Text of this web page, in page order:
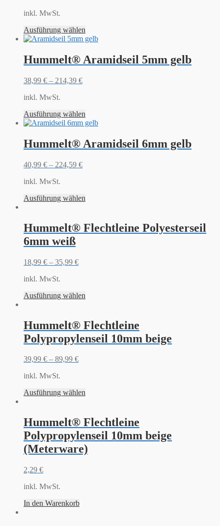
inkl. MwSt.
Ausführung wählen
Hummelt® Aramidseil 5mm gelb
38,99 € – 214,39 €
inkl. MwSt.
Ausführung wählen
Hummelt® Aramidseil 6mm gelb
40,99 € – 224,59 €
inkl. MwSt.
Ausführung wählen
Hummelt® Flechtleine Polyesterseil
6mm weiß
18,99 € – 35,99 €
inkl. MwSt.
Ausführung wählen
Hummelt® Flechtleine
Polypropylenseil 10mm beige
39,99 € – 89,99 €
inkl. MwSt.
Ausführung wählen
Hummelt® Flechtleine
Polypropylenseil 10mm beige
(Meterware)
2,29 €
inkl. MwSt.
In den Warenkorb